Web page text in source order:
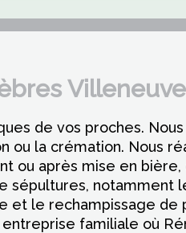
de vos proches.
ou la crémation. Nous
ou après mise en bière,
sépultures, notamment
et le rechampissage de
familiale où